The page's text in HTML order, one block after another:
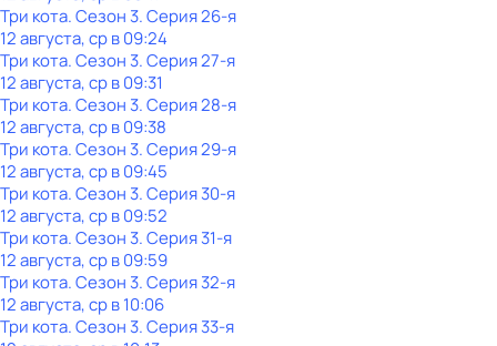
Три кота. Сезон 3. Серия 26-я
12 августа, ср в 09:24
Три кота. Сезон 3. Серия 27-я
12 августа, ср в 09:31
Три кота. Сезон 3. Серия 28-я
12 августа, ср в 09:38
Три кота. Сезон 3. Серия 29-я
12 августа, ср в 09:45
Три кота. Сезон 3. Серия 30-я
12 августа, ср в 09:52
Три кота. Сезон 3. Серия 31-я
12 августа, ср в 09:59
Три кота. Сезон 3. Серия 32-я
12 августа, ср в 10:06
Три кота. Сезон 3. Серия 33-я